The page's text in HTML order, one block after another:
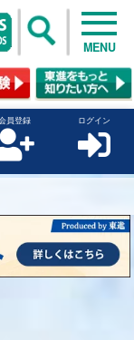
MENU
員登録 ログイン